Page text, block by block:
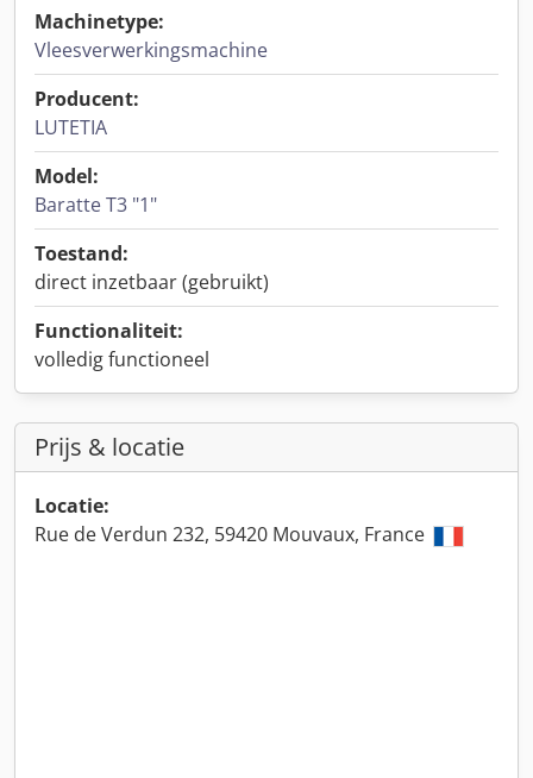
Machinetype:
Vleesverwerkingsmachine
Producent:
LUTETIA
Model:
Baratte T3 "1"
Toestand:
direct inzetbaar (gebruikt)
Functionaliteit:
volledig functioneel
Prijs & locatie
Locatie:
Rue de Verdun 232, 59420 Mouvaux, France